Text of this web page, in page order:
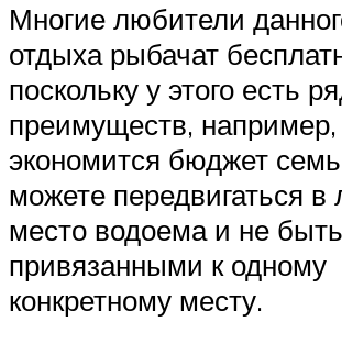
Многие любители
отдыха рыбачат
поскольку у этого есть
преимуществ, например,
экономится бюджет
можете передвигаться
место водоема и не быть
привязанными к одному
конкретному месту.